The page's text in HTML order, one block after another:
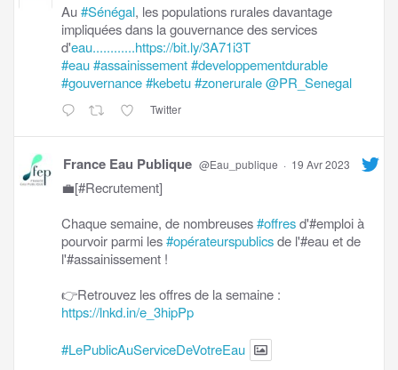
Au#Sénégal, les populations rurales davantage
impliquées dans la gouvernance des services
d'eau............https://bit.ly/3A71i3T
#eau#assainissement#developpementdurable
#gouvernance#kebetu#zonerurale@PR_Senegal
Twitter
France Eau Publique @Eau_publique · 19 Avr 2023
💼[#Recrutement]
Chaque semaine, de nombreuses#offresd'#emploi à
pourvoir parmi les#opérateurspublicsde l'#eau et de
l'#assainissement !
👉Retrouvez les offres de la semaine :
https://lnkd.in/e_3hipPp
#LePublicAuServiceDeVotreEau